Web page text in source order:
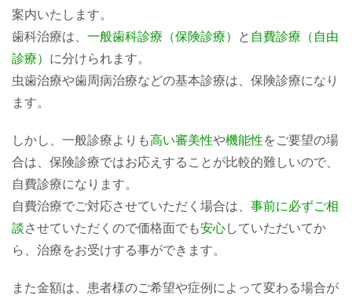
案内いたします。
歯科治療は、 一般歯科診療（保険診療） と 自費診療（自由
診療） に分けられます。
虫歯治療や歯周病治療などの基本診療は、保険診療になり
ます。
しかし、一般診療よりも高い審美性や機能性をご要望の場
合は、保険診療ではお応えすることが比較的難しいので、
自費診療になります。
自費治療でご対応させていただく場合は、 事前に必ずご相
談させていただくので価格面でも安心していただいてか
ら、治療をお受けする事ができます。
また金額は、患者様のご希望や症例によって変わる場合が